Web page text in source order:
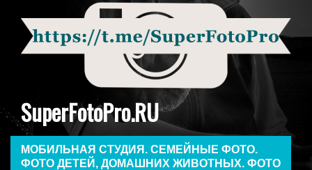
SuperFotoPro.RU
МОБИЛЬНАЯ СТУДИЯ. СЕМЕЙНЫЕ ФОТО.
ФОТО ДЕТЕЙ, ДОМАШНИХ ЖИВОТНЫХ. ФОТО